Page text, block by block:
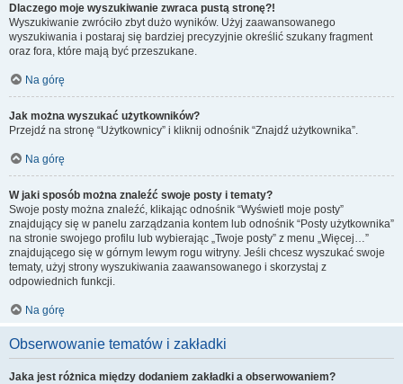
Dlaczego moje wyszukiwanie zwraca pustą stronę?!
Wyszukiwanie zwróciło zbyt dużo wyników. Użyj zaawansowanego
wyszukiwania i postaraj się bardziej precyzyjnie określić szukany fragment
oraz fora, które mają być przeszukane.
Na górę
Jak można wyszukać użytkowników?
Przejdź na stronę “Użytkownicy” i kliknij odnośnik “Znajdź użytkownika”.
Na górę
W jaki sposób można znaleźć swoje posty i tematy?
Swoje posty można znaleźć, klikając odnośnik “Wyświetl moje posty”
znajdujący się w panelu zarządzania kontem lub odnośnik “Posty użytkownika”
na stronie swojego profilu lub wybierając „Twoje posty” z menu „Więcej…”
znajdującego się w górnym lewym rogu witryny. Jeśli chcesz wyszukać swoje
tematy, użyj strony wyszukiwania zaawansowanego i skorzystaj z
odpowiednich funkcji.
Na górę
Obserwowanie tematów i zakładki
Jaka jest różnica między dodaniem zakładki a obserwowaniem?